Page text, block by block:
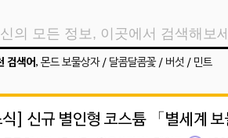
검색어 , 몬드 보물상자/ 달콤달콤꽃/ 버섯 / 민트
식] 신규 별인형 코스튬 「별세계